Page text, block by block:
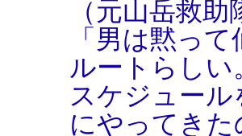
（元山岳救
「男は黙っ
ルートらし
スケジュー
にやってきた